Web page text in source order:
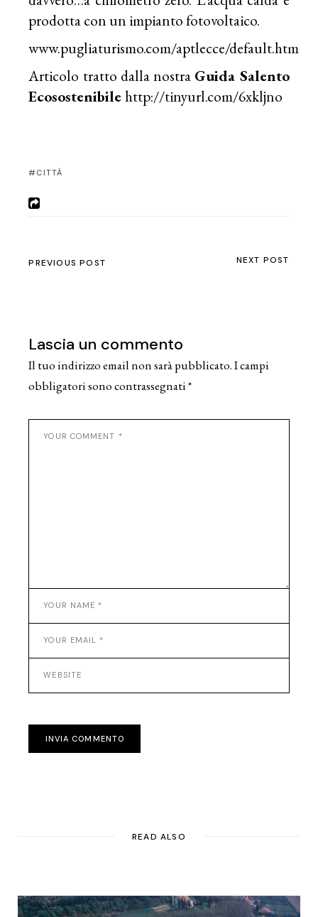
prodotta con un impianto fotovoltaico.
www.pugliaturismo.com/aptlecce/default.htm
Articolo tratto dalla nostra Guida Salento
Ecosostenibilehttp://tinyurl.com/6xkljno
CITTÀ
PREVIOUS POST NEXT POST
Lascia un commento
Il tuo indirizzo email non sarà pubblicato.I campi
obbligatori sono contrassegnati*
INVIA COMMENTO
READ ALSO